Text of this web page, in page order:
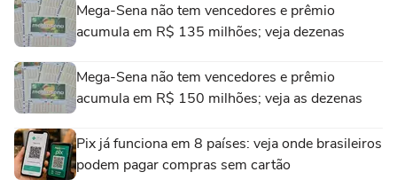
Mega-Sena não tem vencedores e prêmio
acumula em R$ 135 milhões; veja dezenas
Mega-Sena não tem vencedores e prêmio
acumula em R$ 150 milhões; veja as dezenas
Pix já funciona em 8 países: veja onde brasileiros
podem pagar compras sem cartão